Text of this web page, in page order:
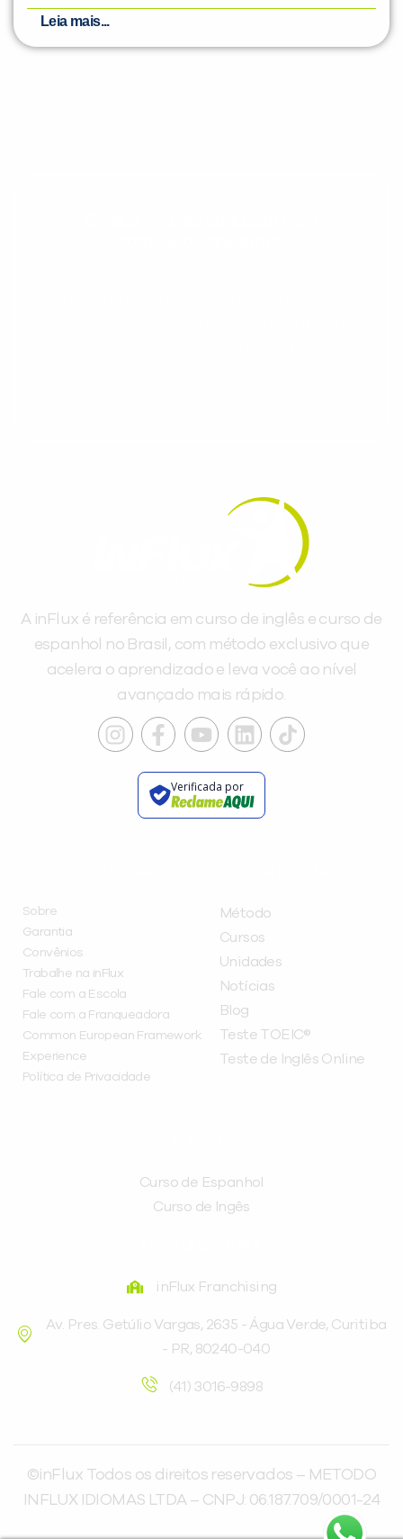
Leia mais...
A inFlux é referência em curso de inglês e curso de
espanhol no Brasil, com método exclusivo que
acelera o aprendizado e leva você ao nível
avançado mais rápido.
Verificada por
Sobre
Garantia
Convênios
Trabalhe na inFlux
Fale com a Escola
Fale com a Franqueadora
Common European Framework
Experience
Política de Privacidade
Método
Cursos
Unidades
Notícias
Blog
Teste TOEIC®
Teste de Inglês Online
Curso de Espanhol
Curso de Ingês
inFlux Franchising
Av. Pres. Getúlio Vargas, 2635 - Água Verde, Curitiba
- PR, 80240-040
(41) 3016-9898
©inFlux Todos os direitos reservados – METODO
INFLUX IDIOMAS LTDA – CNPJ: 06.187.709/0001-24